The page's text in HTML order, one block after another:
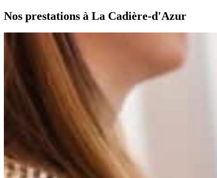
Nos prestations à La Cadière-d'Azur